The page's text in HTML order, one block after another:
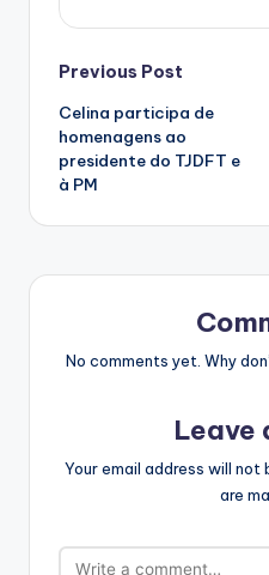
Post
navigation
Previous Post
Celina participa de
homenagens ao
presidente do TJDFT e
à PM
No comments yet. Why
Leave
Your email address will not
are